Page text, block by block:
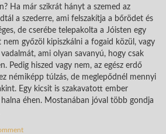
Ha már szikrát hányt a szemed az
a szederre, ami felszakítja a bőrödet és
de cserébe telepakolta a Jóisten egy
nem győzöl kipiszkálni a fogaid közül, vagy
ami olyan savanyú, hogy csak
Pedig hiszed vagy nem, az egész erdő
némiképp túlzás, de meglepődnél mennyi
Egy kicsit is szakavatott ember
éhen. Mostanában jóval több gondja